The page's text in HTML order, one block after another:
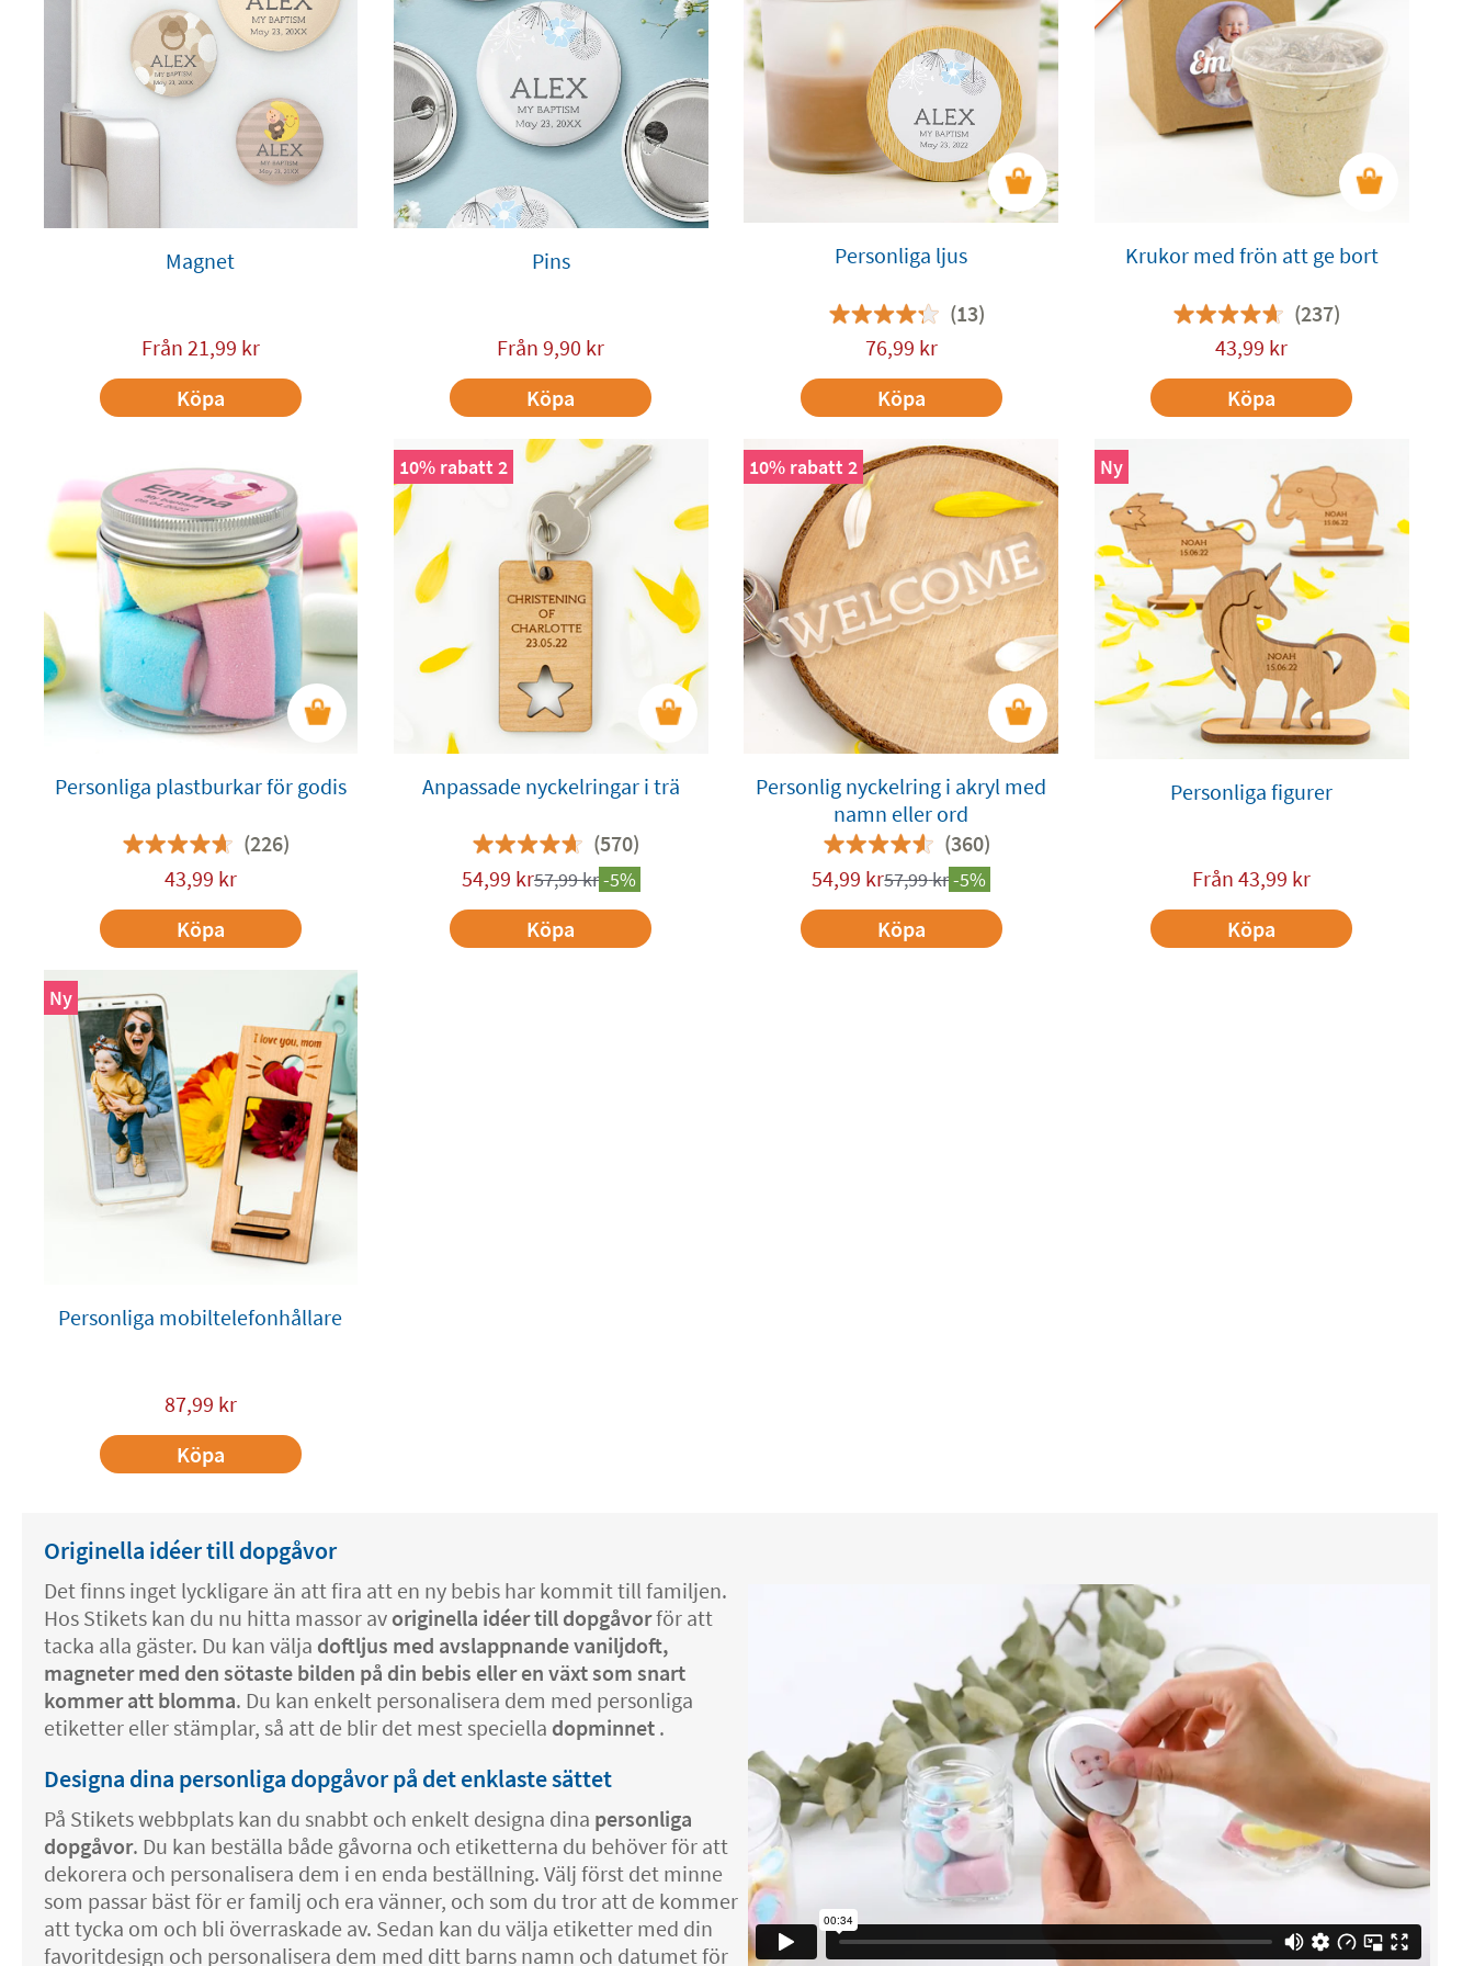
Magnet
Från 21,99 kr
Köpa
Pins
Från9,90 kr
Köpa
Personliga ljus
(13)
76,99 kr
Köpa
Krukor med frön att ge bort
(237)
43,99 kr
Köpa
Personliga plastburkar för godis
(226)
43,99 kr
Köpa
10% rabatt 2
Anpassade nyckelringar i trä
(570)
54,99 kr57,99kr-5%
Köpa
10% rabatt 2
Personlig nyckelring i akryl med
namn eller ord
(360)
54,99 kr57,99kr-5%
Köpa
Ny
Personliga figurer
Från43,99 kr
Köpa
Ny
Personliga mobiltelefonhållare
87,99 kr
Köpa
Originella idéer till dopgåvor
Det finns inget lyckligare än att fira att en ny bebis har kommit till familjen.
Hos Stikets kan du nu hitta massor av originella idéer till dopgåvorför att
tacka alla gäster. Du kan välja doftljus med avslappnande vaniljdoft,
magneter med den sötaste bilden på din bebis eller en växt som snart
kommer att blomma. Du kan enkelt personalisera dem med personliga
etiketter eller stämplar, så att de blir det mest speciella dopminnet .
Designa dina personliga dopgåvor på det enklaste sättet
På Stikets webbplats kan du snabbt och enkelt designa dina personliga
dopgåvor. Du kan beställa både gåvorna och etiketterna du behöver för att
dekorera och personalisera dem i en enda beställning. Välj först det minne
som passar bäst för er familj och era vänner, och som du tror att de kommer
att tycka om och bli överraskade av. Sedan kan du välja etiketter med din
favoritdesign och personalisera dem med ditt barns namn och datumet för